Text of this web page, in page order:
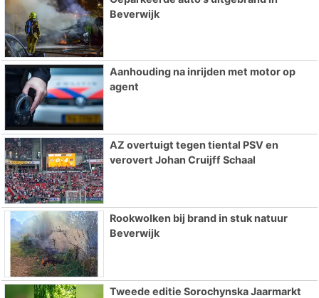
Beverwijk
Aanhouding na inrijden met motor op
agent
AZ overtuigt tegen tiental PSV en
verovert Johan Cruijff Schaal
Rookwolken bij brand in stuk natuur
Beverwijk
Tweede editie Sorochynska Jaarmarkt